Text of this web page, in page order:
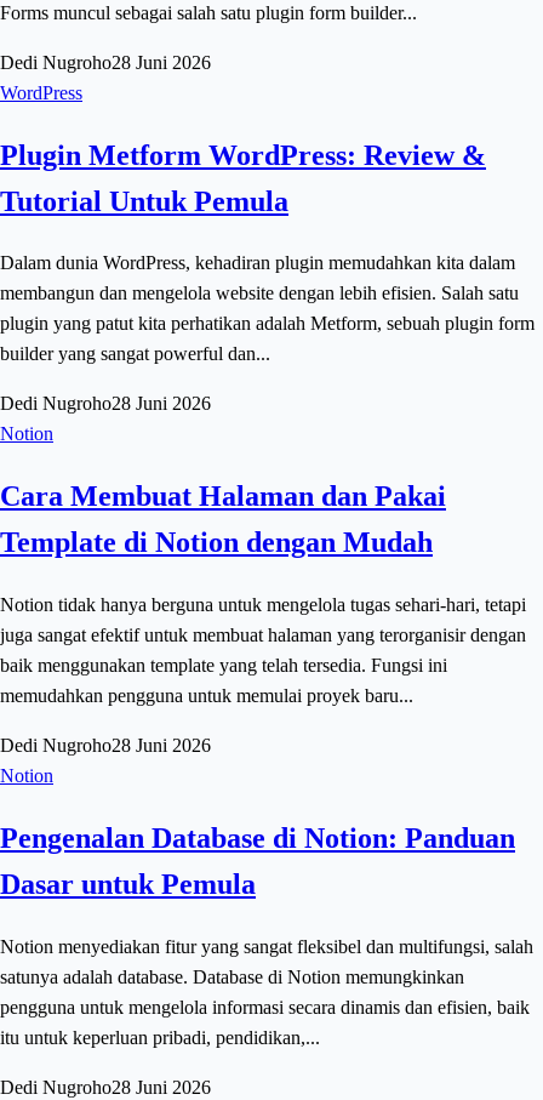
Forms muncul sebagai salah satu plugin form builder...
Dedi Nugroho28 Juni 2026
WordPress
Plugin Metform WordPress: Review &
Tutorial Untuk Pemula
Dalam dunia WordPress, kehadiran plugin memudahkan kita dalam
membangun dan mengelola website dengan lebih efisien. Salah satu
plugin yang patut kita perhatikan adalah Metform, sebuah plugin form
builder yang sangat powerful dan...
Dedi Nugroho28 Juni 2026
Notion
Cara Membuat Halaman dan Pakai
Template di Notion dengan Mudah
Notion tidak hanya berguna untuk mengelola tugas sehari-hari, tetapi
juga sangat efektif untuk membuat halaman yang terorganisir dengan
baik menggunakan template yang telah tersedia. Fungsi ini
memudahkan pengguna untuk memulai proyek baru...
Dedi Nugroho28 Juni 2026
Notion
Pengenalan Database di Notion: Panduan
Dasar untuk Pemula
Notion menyediakan fitur yang sangat fleksibel dan multifungsi, salah
satunya adalah database. Database di Notion memungkinkan
pengguna untuk mengelola informasi secara dinamis dan efisien, baik
itu untuk keperluan pribadi, pendidikan,...
Dedi Nugroho28 Juni 2026